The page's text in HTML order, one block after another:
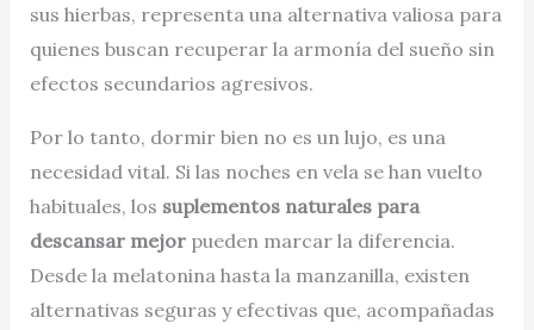
sus hierbas, representa una alternativa valiosa para
quienes buscan recuperar la armonía del sueño sin
efectos secundarios agresivos.
Por lo tanto, dormir bien no es un lujo, es una
necesidad vital. Si las noches en vela se han vuelto
habituales, los suplementos naturales para
descansar mejorpueden marcar la diferencia.
Desde la melatonina hasta la manzanilla, existen
alternativas seguras y efectivas que, acompañadas